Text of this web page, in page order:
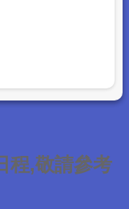
程,敬請參考